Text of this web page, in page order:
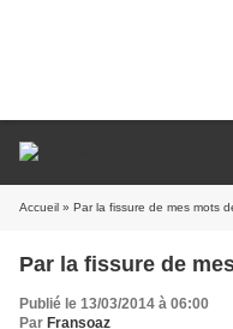
Accueil » Par la fissure de mes mots
Par la fissure de
Publié le 13/03/2014 à 06:00
Par Fransoaz